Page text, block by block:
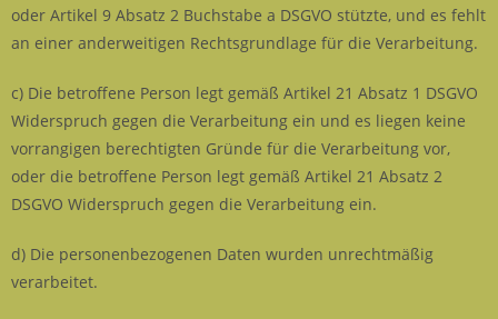
oder Artikel 9 Absatz 2 Buchstabe a DSGVO stützte, und es fehlt
an einer anderweitigen Rechtsgrundlage für die Verarbeitung.
c) Die betroffene Person legt gemäß Artikel 21 Absatz 1 DSGVO
Widerspruch gegen die Verarbeitung ein und es liegen keine
vorrangigen berechtigten Gründe für die Verarbeitung vor,
oder die betroffene Person legt gemäß Artikel 21 Absatz 2
DSGVO Widerspruch gegen die Verarbeitung ein.
d) Die personenbezogenen Daten wurden unrechtmäßig
verarbeitet.